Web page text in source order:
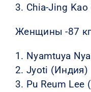
3. Chia-Jing
Женщины -87 кг
1. Nyamtuya
2. Jyoti (Индия)
3. Pu Reum Lee